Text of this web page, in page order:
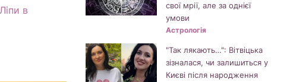
в
свої мрії, але за однієї
умови
Астрологія
"Так лякають…": Вітвіцька
зізналася, чи залишиться у
Києві після народження